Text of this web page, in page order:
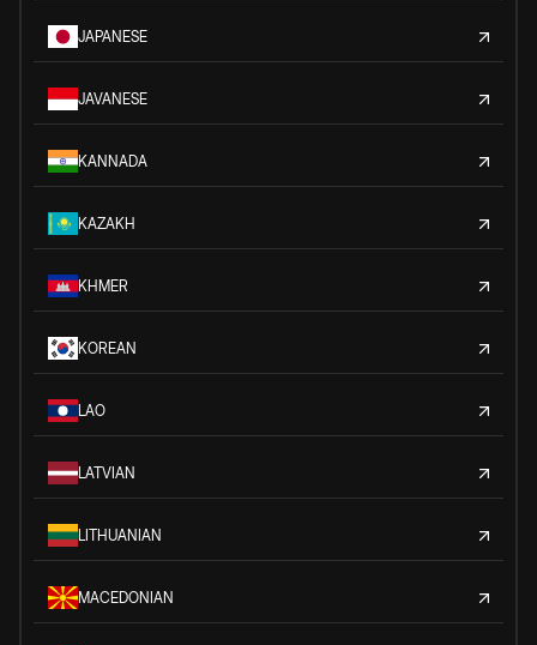
JAPANESE
JAVANESE
KANNADA
KAZAKH
KHMER
KOREAN
LAO
LATVIAN
LITHUANIAN
MACEDONIAN